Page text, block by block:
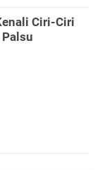
Ciri-Ciri